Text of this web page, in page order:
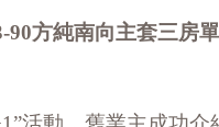
90方純南向主套三房